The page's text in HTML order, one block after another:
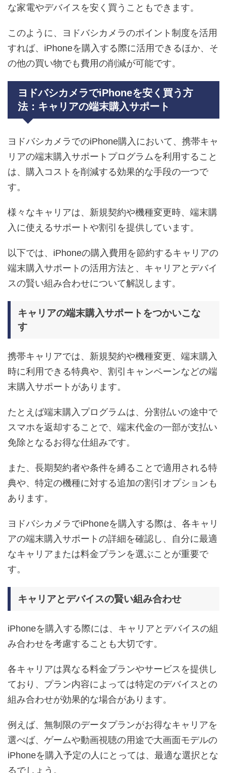
な家電やデバイスを安く買うこともできます。
このように、ヨドバシカメラのポイント制度を活用
すれば、iPhoneを購入する際に活用できるほか、そ
の他の買い物でも費用の削減が可能です。
ヨドバシカメラでiPhoneを安く買う方
法：キャリアの端末購入サポート
ヨドバシカメラでのiPhone購入において、携帯キャ
リアの端末購入サポートプログラムを利用すること
は、購入コストを削減する効果的な手段の一つで
す。
様々なキャリアは、新規契約や機種変更時、端末購
入に使えるサポートや割引を提供しています。
以下では、iPhoneの購入費用を節約するキャリアの
端末購入サポートの活用方法と、キャリアとデバイ
スの賢い組み合わせについて解説します。
キャリアの端末購入サポートをつかいこな
す
携帯キャリアでは、新規契約や機種変更、端末購入
時に利用できる特典や、割引キャンペーンなどの端
末購入サポートがあります。
たとえば端末購入プログラムは、分割払いの途中で
スマホを返却することで、端末代金の一部が支払い
免除となるお得な仕組みです。
また、長期契約者や条件を縛ることで適用される特
典や、特定の機種に対する追加の割引オプションも
あります。
ヨドバシカメラでiPhoneを購入する際は、各キャリ
アの端末購入サポートの詳細を確認し、自分に最適
なキャリアまたは料金プランを選ぶことが重要で
す。
キャリアとデバイスの賢い組み合わせ
iPhoneを購入する際には、キャリアとデバイスの組
み合わせを考慮することも大切です。
各キャリアは異なる料金プランやサービスを提供し
ており、プラン内容によっては特定のデバイスとの
組み合わせが効果的な場合があります。
例えば、無制限のデータプランがお得なキャリアを
選べば、ゲームや動画視聴の用途で大画面モデルの
iPhoneを購入予定の人にとっては、最適な選択とな
るでしょう。